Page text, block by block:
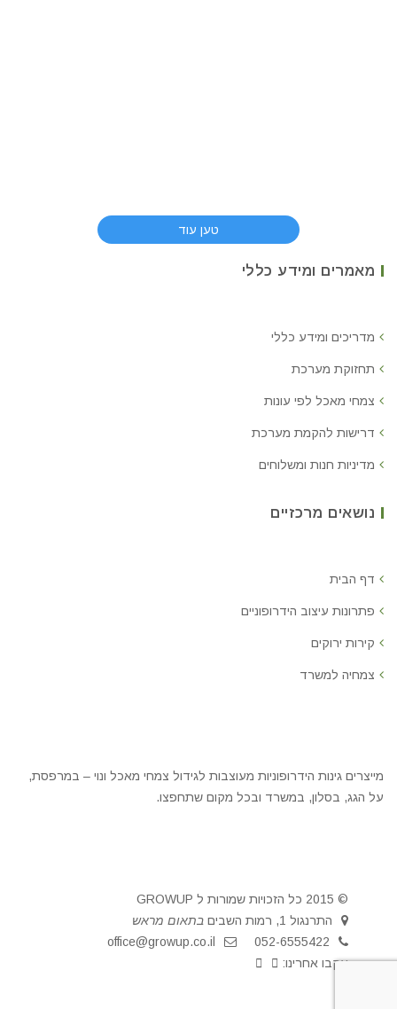
טען עוד
מאמרים ומידע כללי
מדריכים ומידע כללי
תחזוקת מערכת
צמחי מאכל לפי עונות
דרישות להקמת מערכת
מדיניות חנות ומשלוחים
נושאים מרכזיים
דף הבית
פתרונות עיצוב הידרופוניים
קירות ירוקים
צמחיה למשרד
מייצרים גינות הידרופוניות מעוצבות לגידול צמחי מאכל ונוי – במרפסת,
על הגג, בסלון, במשרד ובכל מקום שתחפצו.
© 2015 כל הזכויות שמורות ל GROWUP
התרנגול 1, רמות השבים
בתאום מראש
052-6555422
office@growup.co.il
עקבו אחרינו: